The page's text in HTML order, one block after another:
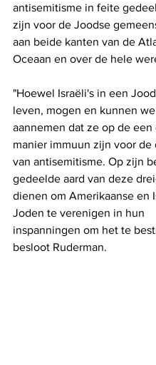
antisemitisme in feite
zijn voor de Joodse
aan beide kanten van de
Oceaan en over de hele
"Hoewel Israëli's in een
leven, mogen en kunnen
aannemen dat ze op de een
manier immuun zijn voor de
van antisemitisme. Op zijn
gedeelde aard van deze
dienen om Amerikaanse en
Joden te verenigen in hun
inspanningen om het te
besloot Ruderman.